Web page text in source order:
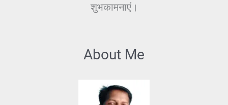
शुभकामनाएं।
About Me